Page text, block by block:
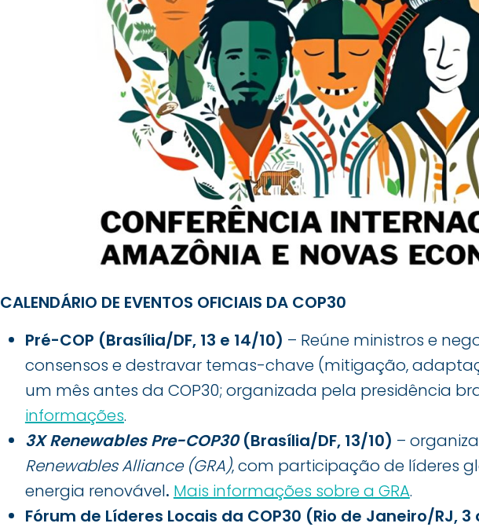
CALENDÁRIO DE EVENTOS OFICIAIS DA COP30
Pré-COP (Brasília/DF, 13 e 14/10) – Reúne ministros e
consensos e destravar temas-chave (mitigação,
um mês antes da COP30; organizada pela presidência
informações.
3X Renewables Pre-COP30(Brasília/DF, 13/10) –
Renewables Alliance (GRA), com participação de líderes
energia renovável. Mais informações sobre a GRA.
Fórum de Líderes Locais da COP30 (Rio de Janeiro/RJ, 3